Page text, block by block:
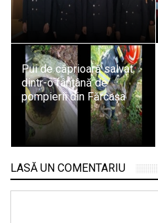
Pui de căprioară salvat
dintr-o fântână de
pompierii din Fărcașa
LASĂ UN COMENTARIU